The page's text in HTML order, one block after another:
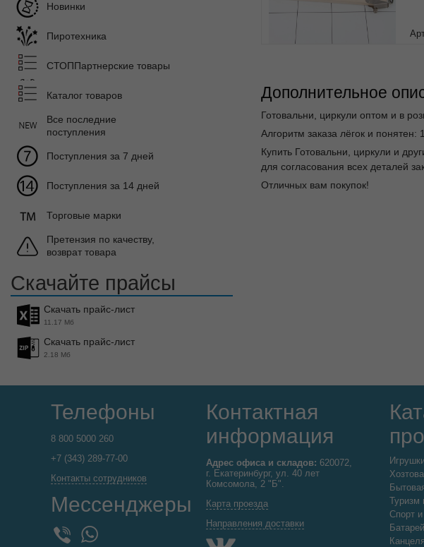
Дополнительное
Готовальни, циркули оптом и в
Алгоритм заказа лёгок и
Купить Готовальни, циркули и
для согласования всех деталей
Отличных вам покупок!
Новинки
Пиротехника
СТОППартнерские товары
Каталог товаров
Все последние
поступления
Поступления за 7 дней
Поступления за 14 дней
Торговые марки
Претензия по качеству,
возврат товара
Скачайте прайсы
Скачать прайс-лист
11.17 Мб
Скачать прайс-лист
2.18 Мб
Телефоны
8 800 5000 260
+7 (343) 289-77-00
Контакты сотрудников
Мессенджеры
WhatsApp
Контактная
информация
Адрес офиса и складов: 620072,
г. Екатеринбург, ул. 40 лет
Комсомола, 2 "Б".
Карта проезда
Направления доставки
Туризм
Спорт